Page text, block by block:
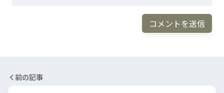
前の記事